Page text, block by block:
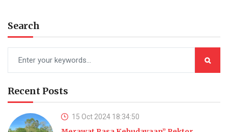
Search
Recent Posts
15 Oct 2024 18:34:50